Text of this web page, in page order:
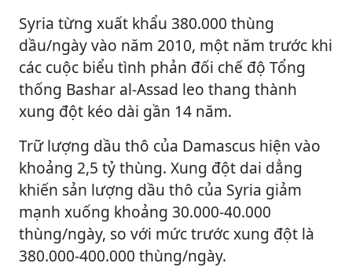
Syria từng xuất khẩu 380.000 thùng
dầu/ngày vào năm 2010, một năm trước khi
các cuộc biểu tình phản đối chế độ Tổng
thống Bashar al-Assad leo thang thành
xung đột kéo dài gần 14 năm.
Trữ lượng dầu thô của Damascus hiện vào
khoảng 2,5 tỷ thùng. Xung đột dai dẳng
khiến sản lượng dầu thô của Syria giảm
mạnh xuống khoảng 30.000-40.000
thùng/ngày, so với mức trước xung đột là
380.000-400.000 thùng/ngày.